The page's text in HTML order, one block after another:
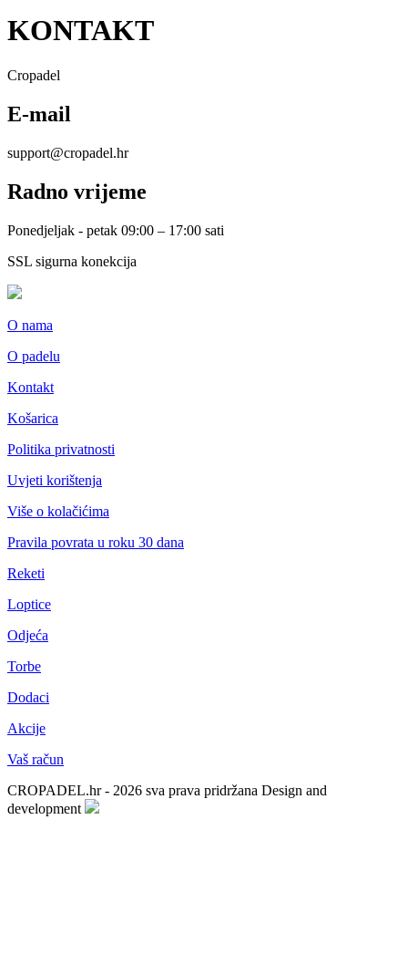
KONTAKT
Cropadel
E-mail
support@cropadel.hr
Radno vrijeme
Ponedjeljak - petak 09:00 – 17:00 sati
SSL sigurna konekcija
O nama
O padelu
Kontakt
Košarica
Politika privatnosti
Uvjeti korištenja
Više o kolačićima
Pravila povrata u roku 30 dana
Reketi
Loptice
Odjeća
Torbe
Dodaci
Akcije
Vaš račun
CROPADEL.hr - 2026 sva prava pridržana Design and
development